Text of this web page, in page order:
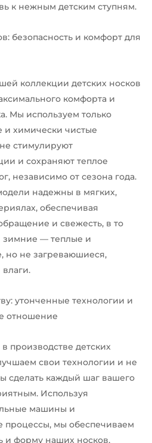
к нежным детским ступням.
безопасность и комфорт для
коллекции детских носков
комфорта и
Мы используем только
и химически чистые
стимулируют
и сохраняют теплое
независимо от сезона года.
надежны в мягких,
обеспечивая
и свежесть, в то
зимние — теплые и
но не загреваюшиеся,
утонченные технологии и
отношение
производстве детских
свои технологии и не
сделать каждый шаг вашего
Используя
машины и
процессы, мы обеспечиваем
и форму наших носков,